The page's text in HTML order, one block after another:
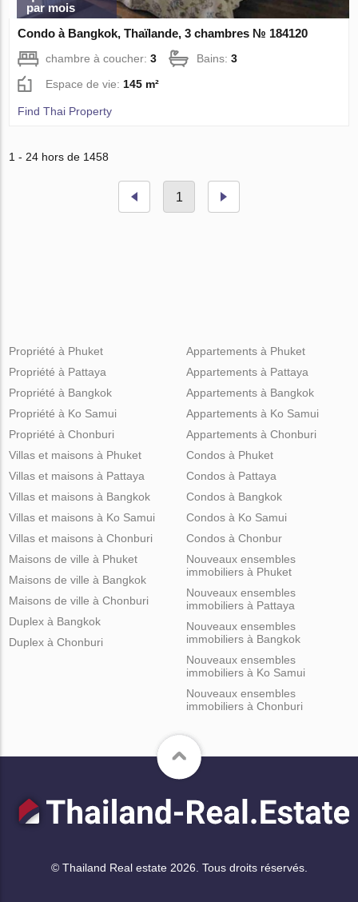
par mois
Condo à Bangkok, Thaïlande, 3 chambres № 184120
chambre à coucher:3 Bains:3
Espace de vie:145 m²
Find Thai Property
1 - 24 hors de 1458
1
Propriété à Phuket
Propriété à Pattaya
Propriété à Bangkok
Propriété à Ko Samui
Propriété à Chonburi
Appartements à Phuket
Appartements à Pattaya
Appartements à Bangkok
Appartements à Ko Samui
Appartements à Chonburi
Villas et maisons à Phuket
Villas et maisons à Pattaya
Villas et maisons à Bangkok
Villas et maisons à Ko Samui
Villas et maisons à Chonburi
Condos à Phuket
Condos à Pattaya
Condos à Bangkok
Condos à Ko Samui
Condos à Chonbur
Maisons de ville à Phuket
Maisons de ville à Bangkok
Maisons de ville à Chonburi
Duplex à Bangkok
Duplex à Chonburi
Nouveaux ensembles
immobiliers à Phuket
Nouveaux ensembles
immobiliers à Pattaya
Nouveaux ensembles
immobiliers à Bangkok
Nouveaux ensembles
immobiliers à Ko Samui
Nouveaux ensembles
immobiliers à Chonburi
© Thailand Real estate 2026. Tous droits réservés.